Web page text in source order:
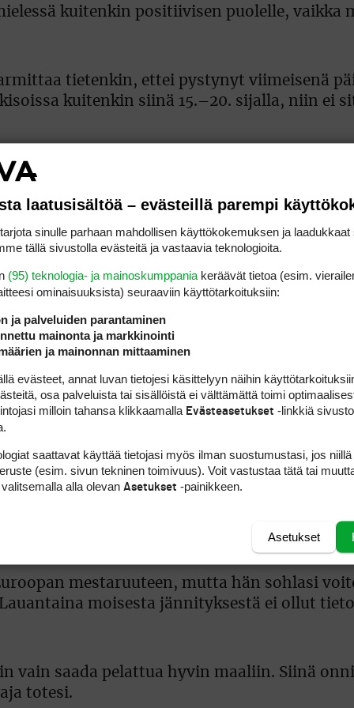
kuitenkin positiivisen puolelle, vaikka
tietenkin, ettei pystynyt viimeisenä
kuitenkin siinä 15.–20. sijalla, niin ei
vähän alakanttiin.
Kahden kierroksen jälkeisestä
Team Finland -valmentaja Pasi
katsoo tuloksen taakse, voi sano, että
itsestään irti. Ja tosiasia on, että nyt on
tulee tosi hyvään rakoon. Ja sen jälkeen
kertoi.
päätteeksi Saksan Tim Wiedemeyer
(–11) ja lauantaina 33 sijaa tuloslistalla
mestaruuteen, mutta hän sohlasi
moisesta jännityksestä ei ollut
vain saada pelattua hyvin maaliin. Siinä
totesi.
laatusisältöä – evästeillä parempi
sinulle parhaan mahdollisen käyttökokemuksen ja laadukkaat
tällä sivustolla evästeitä ja vastaavia teknologioita.
(95) teknologia- ja mainoskumppania keräävät tietoa (esim.
ominaisuuk­sista) seuraaviin käyttötarkoituksiin:
ja palveluiden parantaminen
mainonta ja markkinointi
ja mainonnan mittaaminen
evästeet, annat luvan tietojesi käsittelyyn näihin
osa palveluista tai sisällöistä ei välttämättä toimi
milloin tahansa klikkaamalla Evästeasetukset -linkkiä
saattavat käyttää tietojasi myös ilman suostumustasi, jos
(esim. sivun tekninen toimivuus). Voit vastustaa tätä tai
alla olevan Asetukset -painikkeen.
Asetukset